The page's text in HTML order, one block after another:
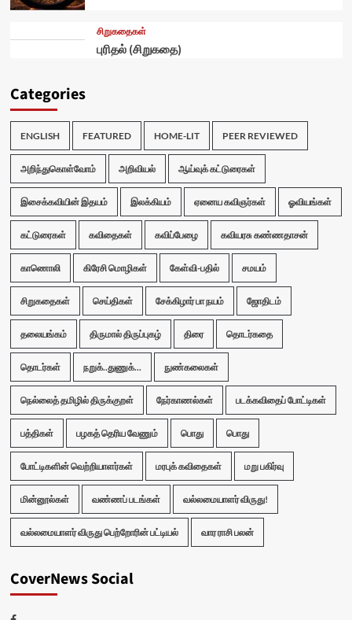
சிறுகதைகள்
புரிதல் (சிறுகதை)
Categories
ENGLISH FEATURED HOME-LIT PEER REVIEWED
அறிந்துகொள்வோம் அறிவியல் ஆய்வுக் கட்டுரைகள்
இசைக்கவியின் இதயம் இலக்கியம் ஏனைய கவிஞர்கள் ஓவியங்கள்
கட்டுரைகள் கவிதைகள் கவிப்பேழை கவியரசு கண்ணதாசன்
காணொலி கிரேசி மொழிகள் கேள்வி-பதில் சமயம்
சிறுகதைகள் செய்திகள் சேக்கிழார் பா நயம் ஜோதிடம்
தலையங்கம் திருமால் திருப்புகழ் திரை தொடர்கதை
தொடர்கள் நறுக்..துணுக்... நுண்கலைகள்
நெல்லைத் தமிழில் திருக்குறள் நேர்காணல்கள் படக்கவிதைப் போட்டிகள்
பத்திகள் பழகத் தெரிய வேணும் பொது பொது
போட்டிகளின் வெற்றியாளர்கள் மரபுக் கவிதைகள் மறு பகிர்வு
மின்னூல்கள் வண்ணப் படங்கள் வல்லமையாளர் விருது!
வல்லமையாளர் விருது பெற்றோரின் பட்டியல் வார ராசி பலன்
CoverNews Social